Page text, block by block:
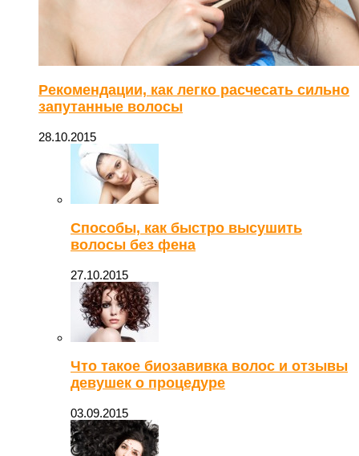
Рекомендации, как легко расчесать сильно
запутанные волосы
28.10.2015
Способы, как быстро высушить
волосы без фена
27.10.2015
Что такое биозавивка волос и отзывы
девушек о процедуре
03.09.2015